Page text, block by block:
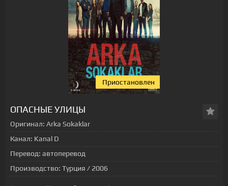
Приостановлен
ОПАСНЫЕ УЛИЦЫ
Оригинал: Arka Sokaklar
Канал: Kanal D
Перевод: автоперевод
Производство: Турция / 2006